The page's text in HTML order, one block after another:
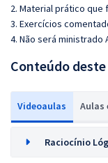
2. Material prático que
3. Exercícios
4. Não será ministrado
Conteúdo
Videoaulas Aulas
Raciocínio